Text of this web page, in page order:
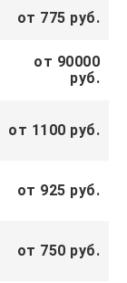
от 775 руб.
от 90000
руб.
от 1100 руб.
от 925 руб.
от 750 руб.